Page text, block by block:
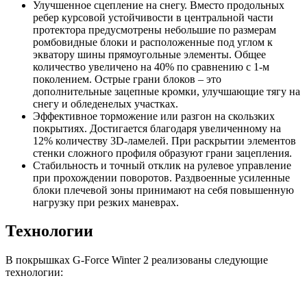
Улучшенное сцепление на снегу. Вместо продольных
ребер курсовой устойчивости в центральной части
протектора предусмотрены небольшие по размерам
ромбовидные блоки и расположенные под углом к
экватору шины прямоугольные элементы. Общее
количество увеличено на 40% по сравнению с 1-м
поколением. Острые грани блоков – это
дополнительные зацепные кромки, улучшающие тягу на
снегу и обледенелых участках.
Эффективное торможение или разгон на скользких
покрытиях. Достигается благодаря увеличенному на
12% количеству 3D-ламелей. При раскрытии элементов
стенки сложного профиля образуют грани зацепления.
Стабильность и точный отклик на рулевое управление
при прохождении поворотов. Раздвоенные усиленные
блоки плечевой зоны принимают на себя повышенную
нагрузку при резких маневрах.
Технологии
В покрышках G-Force Winter 2 реализованы следующие
технологии: